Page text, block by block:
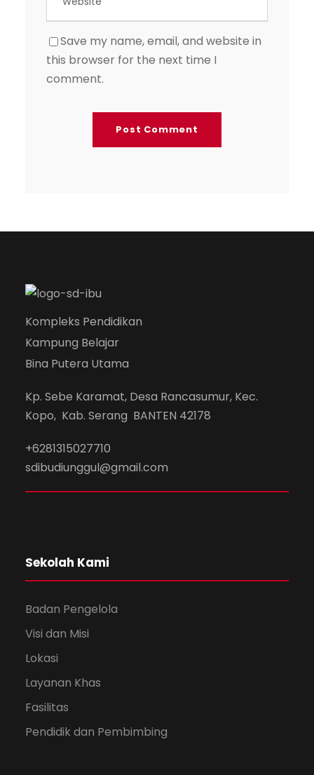
Save my name, email, and website in
this browser for the next time I
comment.
Kompleks Pendidikan
Kampung Belajar
Bina Putera Utama
Kp. Sebe Karamat, Desa Rancasumur, Kec.
Kopo, Kab. Serang BANTEN 42178
+6281315027710
sdibudiunggul@gmail.com
Sekolah Kami
Badan Pengelola
Visi dan Misi
Lokasi
Layanan Khas
Fasilitas
Pendidik dan Pembimbing